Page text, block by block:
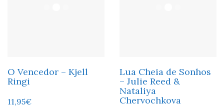
O Vencedor – Kjell
Ringi
11,95€
Lua Cheia de Sonhos
– Julie Reed &
Nataliya
Chervochkova